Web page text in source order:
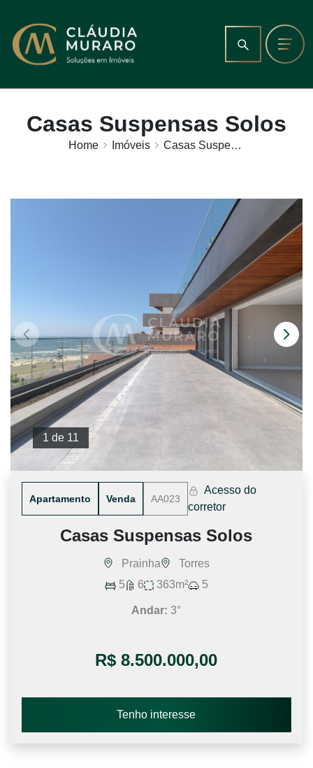
Casas Suspensas Solos
Home Imóveis Casas Suspensas Solos
1 de 11
Apartamento Venda AA023
Acesso do
corretor
Casas Suspensas Solos
Prainha
Torres
5
6 363m² 5
Andar: 3°
R$ 8.500.000,00
Tenho interesse